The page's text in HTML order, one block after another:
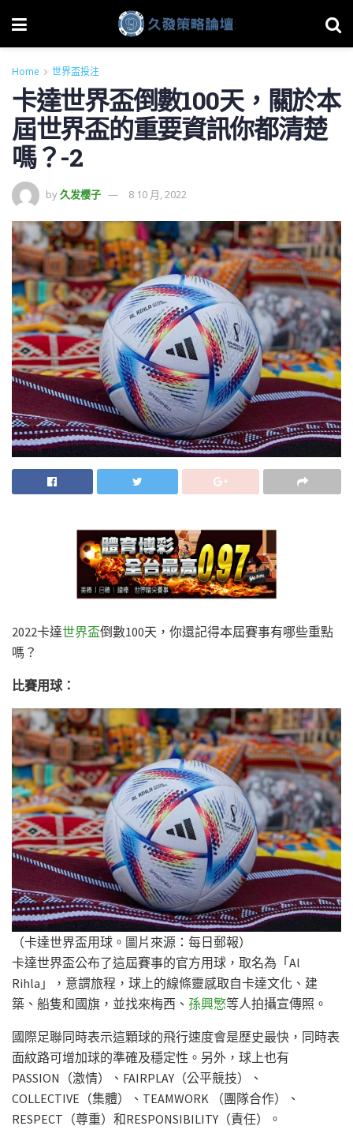
Home 世界盃投注
卡達世界盃倒數100天，關於本
屆世界盃的重要資訊你都清楚
嗎？-2
by久发樱子 8 10 月, 2022
2022卡達世界盃倒數100天，你還記得本屆賽事有哪些重點
嗎？
比賽用球：
（卡達世界盃用球。圖片來源：每日郵報）
卡達世界盃公布了這屆賽事的官方用球，取名為「Al
Rihla」，意謂旅程，球上的線條靈感取自卡達文化、建
築、船隻和國旗，並找來梅西、 孫興慜等人拍攝宣傳照。
國際足聯同時表示這顆球的飛行速度會是歷史最快，同時表
面紋路可增加球的準確及穩定性。另外，球上也有
PASSION（激情）、FAIRPLAY（公平競技）、
COLLECTIVE（集體）、TEAMWORK （團隊合作）、
RESPECT（尊重）和RESPONSIBILITY（責任）。